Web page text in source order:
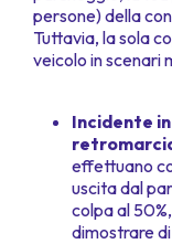
persone) della
Tuttavia, la sola
veicolo in scenari
Incidente
effettuano
uscita dal
colpa al
dimostrare